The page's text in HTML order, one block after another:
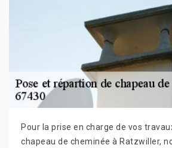
Pour la prise en charge de vos
chapeau de cheminée à Ratzwiller,